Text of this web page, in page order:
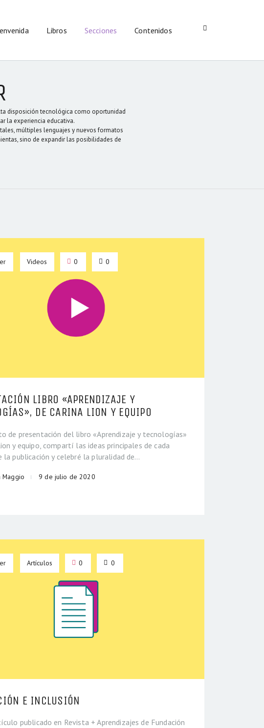
Libros Secciones Contenidos
disposición tecnológica como oportunidad
la experiencia educativa.
múltiples lenguajes y nuevos formatos
sino de expandir las posibilidades de
Videos 0 0
LIBRO «APRENDIZAJE Y
DE CARINA LION Y EQUIPO
de presentación del libro «Aprendizaje y tecnologías»
y equipo, compartí las ideas principales de cada
la publicación y celebré la pluralidad de…
Maggio 9 de julio de 2020
Artículos 0 0
E INCLUSIÓN
publicado en Revista + Aprendizajes de Fundación